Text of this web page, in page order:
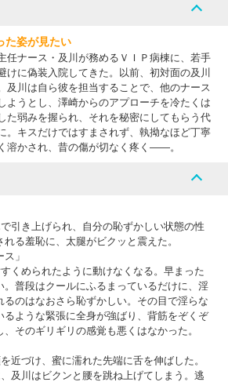
た姿が見たい
任ナース・及川が務めるＶＩＰ病棟に、若手
けに偽装入院してきた。以前、初対面の及川
及川は自ら彼を担当することで、他のナース
ようとし、澤崎からのアプローチを冷たくは
た弱みを握られ、それを秘密にしてもらう代
。キスだけではすまされず、執拗なほど丁寧
溶かされ、昔の傷が切なく疼く――。
引き上げられ、自分の恥ずかしい状態の性
る羞恥に、太腿がビクッと震えた。
」
くめられたように動けなくなる。早まった
。普段はクールにふるまっているだけに、淫
るのはなおさら恥ずかしい。その目で淫らな
るような緊張に全身が強ばり、背筋をぞくぞ
そのギリギリの感覚も悪くはなかった。
近づけ、蜜に濡れた先端に舌を伸ばした。
及川はビクンと腰を跳ね上げてしまう。逃